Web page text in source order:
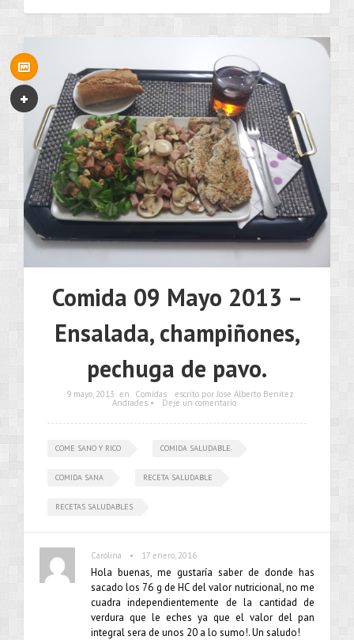
Comida 09 Mayo 2013 –
Ensalada, champiñones,
pechuga de pavo.
9 mayo, 2013 en Comidas escrito por Jose Alberto Benítez
Andrades • Deje un comentario
COME SANO Y RICO COMIDA SALUDABLE
COMIDA SANA RECETA SALUDABLE
RECETAS SALUDABLES
Carolina • 17 enero, 2016
Hola buenas, me gustaría saber de donde has
sacado los 76 g de HC del valor nutricional, no me
cuadra independientemente de la cantidad de
verdura que le eches ya que el valor del pan
integral sera de unos 20 a lo sumo!. Un saludo!